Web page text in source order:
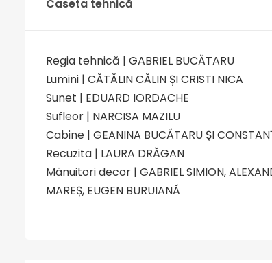
Caseta tehnică
Regia tehnică | GABRIEL BUCĂTARU
Lumini | CĂTĂLIN CĂLIN ȘI CRISTI NICA
Sunet | EDUARD IORDACHE
Sufleor | NARCISA MAZILU
Cabine | GEANINA BUCĂTARU ȘI
Recuzita | LAURA DRĂGAN
Mânuitori decor | GABRIEL SIMION,
MAREȘ, EUGEN BURUIANĂ